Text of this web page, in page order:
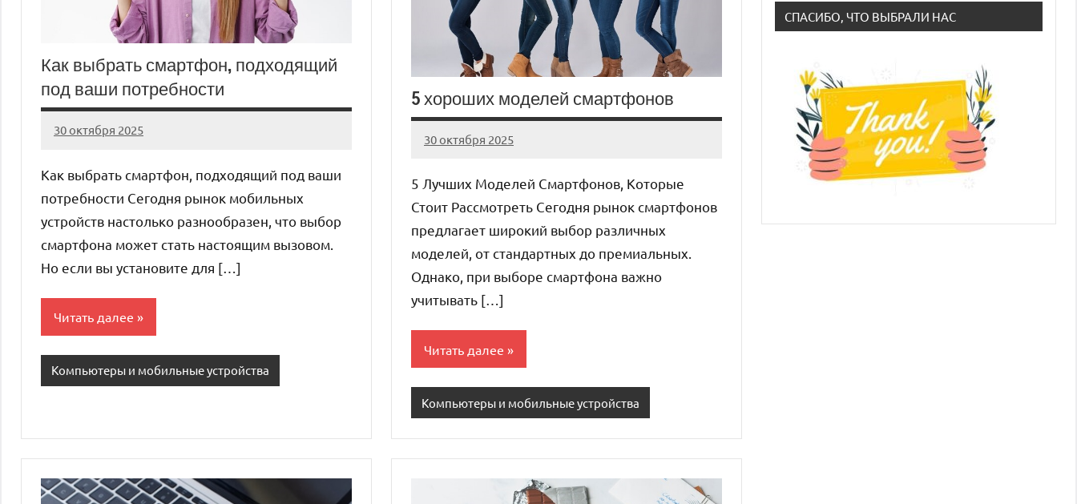
Как выбрать смартфон, подходящий
под ваши потребности
30 октября 2025
auto_motorss
Нет
Как выбрать смартфон, подходящий под ваши
потребности Сегодня рынок мобильных
устройств настолько разнообразен, что выбор
смартфона может стать настоящим вызовом.
Но если вы установите для […]
Читать далее
Компьютеры и мобильные устройства
5 хороших моделей смартфонов
30 октября 2025
auto_motorss
Нет
5 Лучших Моделей Смартфонов, Которые
Стоит Рассмотреть Сегодня рынок смартфонов
предлагает широкий выбор различных
моделей, от стандартных до премиальных.
Однако, при выборе смартфона важно
учитывать […]
Читать далее
Компьютеры и мобильные устройства
СПАСИБО, ЧТО ВЫБРАЛИ НАС